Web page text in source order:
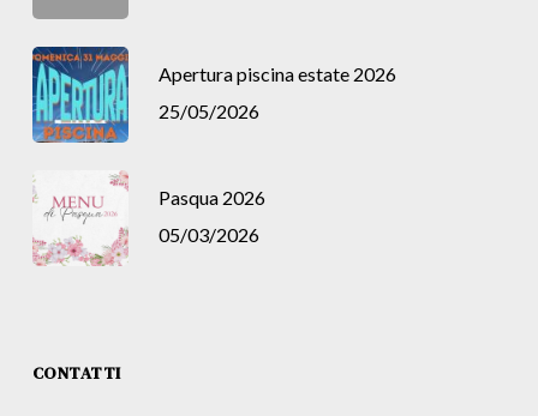
Apertura piscina estate 2026
25/05/2026
Pasqua 2026
05/03/2026
CONTATTI